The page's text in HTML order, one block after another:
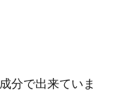
分で出来ていま